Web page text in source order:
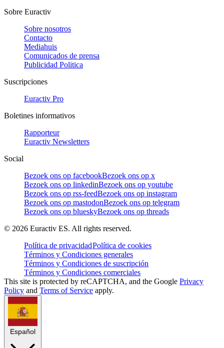
Sobre Euractiv
Sobre nosotros
Contacto
Mediahuis
Comunicados de prensa
Publicidad Politica
Suscripciones
Euractiv Pro
Boletines informativos
Rapporteur
Euractiv Newsletters
Social
Bezoek ons op facebookBezoek ons op x
Bezoek ons op linkedinBezoek ons op youtube
Bezoek ons op rss-feedBezoek ons op instagram
Bezoek ons op mastodonBezoek ons op telegram
Bezoek ons op blueskyBezoek ons op threads
© 2026 Euractiv ES. All rights reserved.
Política de privacidadPolítica de cookies
Términos y Condiciones generales
Términos y Condiciones de suscripción
Términos y Condiciones comerciales
This site is protected by reCAPTCHA, and the Google Privacy
Policy and Terms of Service apply.
Español